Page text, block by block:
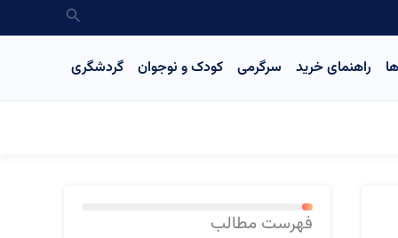
جستجو
راهنمای خرید سرگرمی کودک و نوجوان گردشگری
13%
فهرست مطالب